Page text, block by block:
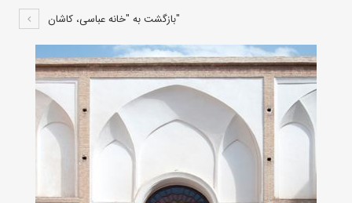
بازگشت به "خانه عباسی، کاشان"